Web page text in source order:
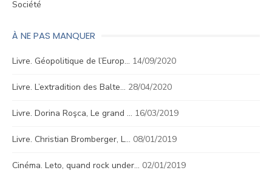
Société
À NE PAS MANQUER
Livre. Géopolitique de l’Europ… 14/09/2020
Livre. L’extradition des Balte… 28/04/2020
Livre. Dorina Roşca, Le grand … 16/03/2019
Livre. Christian Bromberger, L… 08/01/2019
Cinéma. Leto, quand rock under… 02/01/2019